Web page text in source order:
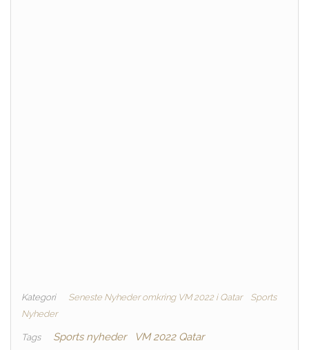
Kategori Seneste Nyheder omkring VM 2022 i Qatar
Sports
Nyheder
Tags Sports nyheder VM 2022 Qatar